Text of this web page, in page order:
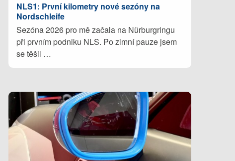
NLS1: První kilometry nové sezóny na
Nordschleife
Sezóna 2026 pro mě začala na Nürburgringu
při prvním podniku NLS. Po zimní pauze jsem
se těšil …